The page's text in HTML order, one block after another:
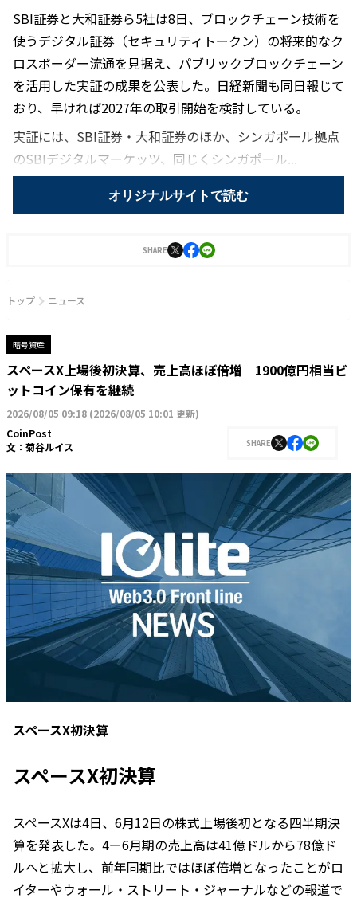
SBI証券と大和証券ら5社は8日、ブロックチェーン技術を
使うデジタル証券（セキュリティトークン）の将来的なク
ロスボーダー流通を見据え、パブリックブロックチェーン
を活用した実証の成果を公表した。日経新聞も同日報じて
おり、早ければ2027年の取引開始を検討している。
実証には、SBI証券・大和証券のほか、シンガポール拠点
のSBIデジタルマーケッツ、同じくシンガポール...
オリジナルサイトで読む
SHARE
トップ ニュース
暗号資産
スペースX上場後初決算、売上高ほぼ倍増 1900億円相当ビ
ットコイン保有を継続
2026/08/05 09:18 (2026/08/05 10:01 更新)
CoinPost
文： 菊谷ルイス SHARE
スペースX初決算
スペースX初決算
スペースXは4日、6月12日の株式上場後初となる四半期決
算を発表した。4ー6月期の売上高は41億ドルから78億ド
ルへと拡大し、前年同期比ではほぼ倍増となったことがロ
イターやウォール・ストリート・ジャーナルなどの報道で